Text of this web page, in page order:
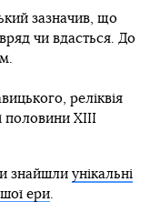
зазначив, що
чи вдасться. До
реліквія
ХІІІ
знайшли унікальні
ери.